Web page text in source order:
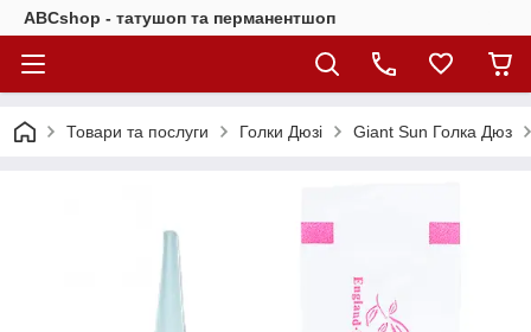
ABCshop - татушоп та перманентшоп
Товари та послуги Голки Дюзі Giant Sun Голка Дюз